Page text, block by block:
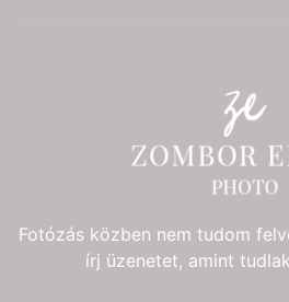
Fotózás közben nem tudom
írj üzenetet, amint